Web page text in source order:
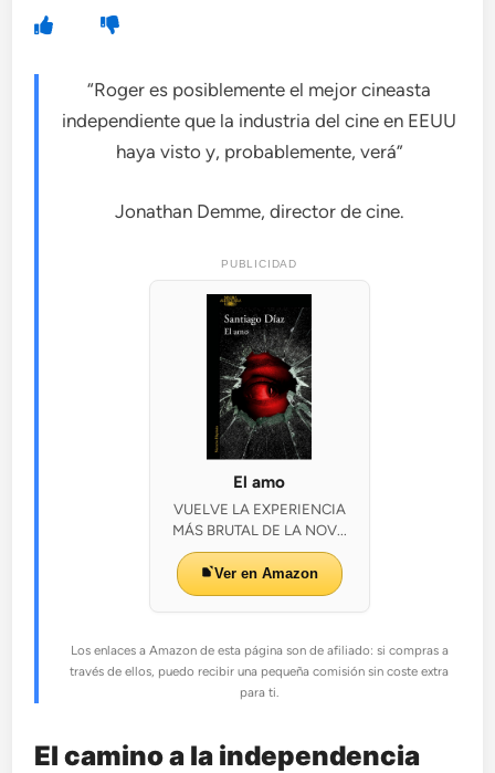
“Roger es posiblemente el mejor cineasta
independiente que la industria del cine en EEUU
haya visto y, probablemente, verá”
Jonathan Demme, director de cine.
PUBLICIDAD
El amo
VUELVE LA EXPERIENCIA
MÁS BRUTAL DE LA NOV...
Ver en Amazon
Los enlaces a Amazon de esta página son de afiliado: si compras a
través de ellos, puedo recibir una pequeña comisión sin coste extra
para ti.
El camino a la independencia